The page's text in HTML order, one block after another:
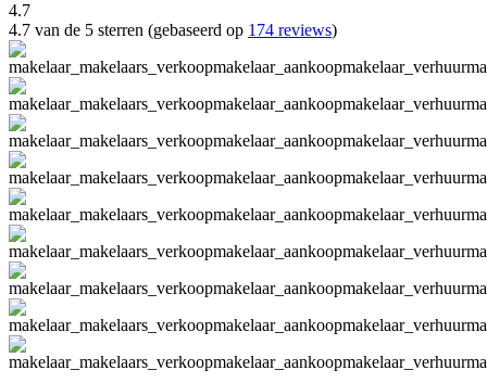
4.7
4.7 van de 5 sterren (gebaseerd op 174 reviews)